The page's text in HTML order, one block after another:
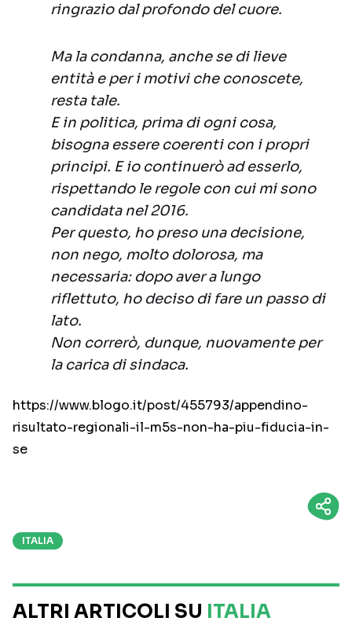
ringrazio dal profondo del cuore.
Ma la condanna, anche se di lieve
entità e per i motivi che conoscete,
resta tale.
E in politica, prima di ogni cosa,
bisogna essere coerenti con i propri
principi. E io continuerò ad esserlo,
rispettando le regole con cui mi sono
candidata nel 2016.
Per questo, ho preso una decisione,
non nego, molto dolorosa, ma
necessaria: dopo aver a lungo
riflettuto, ho deciso di fare un passo di
lato.
Non correrò, dunque, nuovamente per
la carica di sindaca.
https://www.blogo.it/post/455793/appendino-
risultato-regionali-il-m5s-non-ha-piu-fiducia-in-
se
ITALIA
ALTRI ARTICOLI SU ITALIA